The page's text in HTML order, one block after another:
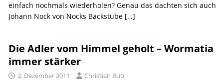
einfach nochmals wiederholen? Genau das dachten sich auch
Johann Nock von Nocks Backstube […]
Die Adler vom Himmel geholt – Wormatia
immer stärker
2. Dezember 2011 Christian Bub